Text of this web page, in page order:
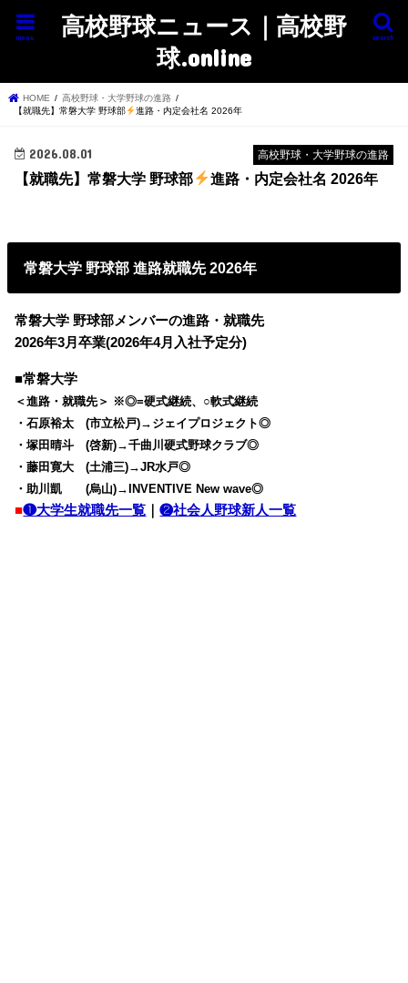
高校野球ニュース｜高校野
球.online
search
menu
HOME
高校野球・大学野球の進路
【就職先】常磐大学 野球部
進路・内定会社名 2026年
高校野球・大学野球の進路
2026.08.01
【就職先】常磐大学 野球部 進路・内定会社名 2026年
常磐大学 野球部 進路就職先 2026年
常磐大学 野球部メンバーの進路・就職先
2026年3月卒業(2026年4月入社予定分)
■常磐大学
＜進路・就職先＞ ※◎=硬式継続、○軟式継続
・石原裕太 (市立松戸)→ジェイプロジェクト◎
・塚田晴斗 (啓新)→千曲川硬式野球クラブ◎
・藤田寛大 (土浦三)→JR水戸◎
・助川凱 (烏山)→INVENTIVE New wave◎
■❶大学生就職先一覧 ｜❷社会人野球新人一覧